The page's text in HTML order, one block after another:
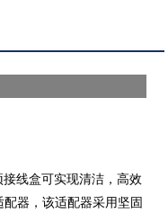
接线盒可实现清洁，高效
器，该适配器采用坚固